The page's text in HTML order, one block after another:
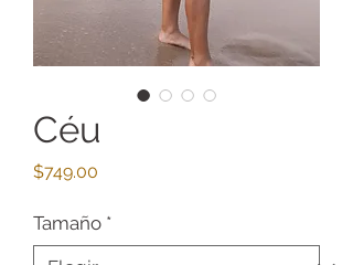
Céu
$749.00
Tamaño *